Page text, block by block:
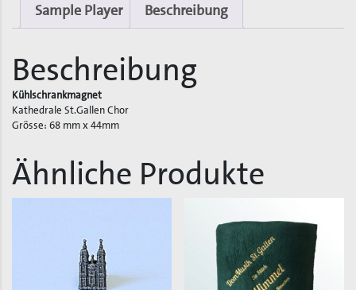
Sample Player Beschreibung
Beschreibung
Kühlschrankmagnet
Kathedrale St.Gallen Chor
Grösse: 68 mm x 44mm
Ähnliche Produkte